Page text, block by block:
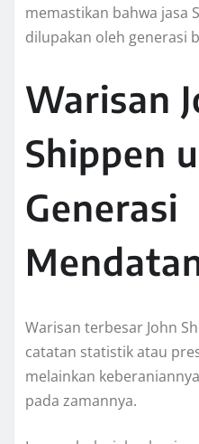
memastikan bahwa jasa
dilupakan oleh generasi
Warisan
Shippen
Generasi
Warisan terbesar John
catatan statistik atau
melainkan
pada zamannya.